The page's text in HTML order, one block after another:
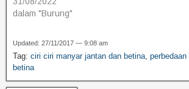
dalam "Burung"
Updated: 27/11/2017 — 9:08 am
Tag: ciri ciri manyar jantan dan betina,
betina